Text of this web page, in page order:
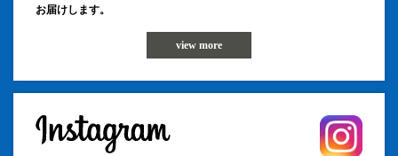
お届けします。
view more